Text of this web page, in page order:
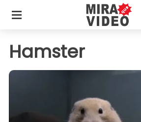
Hamster